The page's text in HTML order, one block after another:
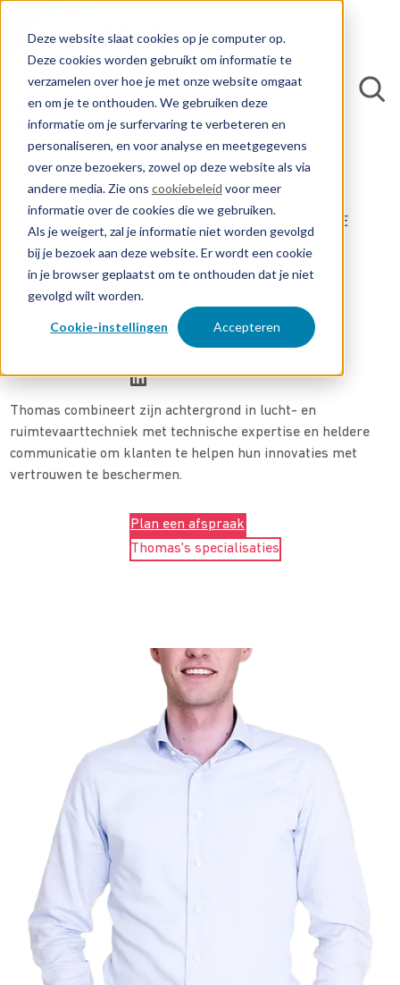
Deze website slaat cookies op je computer op.
Deze cookies worden gebruikt om informatie te
verzamelen over hoe je met onze website omgaat
en om je te onthouden. We gebruiken deze
informatie om je surfervaring te verbeteren en
personaliseren, en voor analyse en meetgegevens
over onze bezoekers, zowel op deze website als via
andere media. Zie ons cookiebeleid voor meer
informatie over de cookies die we gebruiken.
Als je weigert, zal je informatie niet worden gevolgd
bij je bezoek aan deze website. Er wordt een cookie
in je browser geplaatst om te onthouden dat je niet
gevolgd wilt worden.
Cookie-instellingen Accepteren
MAAK KENNIS MET ONZE GEMACHTIGDE
Thomas Verduyn
Nederlands Octrooigemachtigde
thomas.verduyn@epc.nl
Thomas combineert zijn achtergrond in lucht- en
ruimtevaarttechniek met technische expertise en heldere
communicatie om klanten te helpen hun innovaties met
vertrouwen te beschermen.
Plan een afspraak
Thomas's specialisaties